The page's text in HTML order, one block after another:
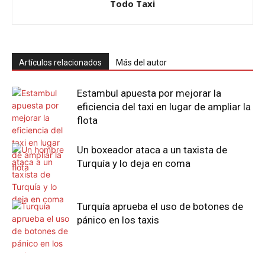
Todo Taxi
Artículos relacionados Más del autor
Estambul apuesta por mejorar la
eficiencia del taxi en lugar de ampliar la
flota
Un boxeador ataca a un taxista de
Turquía y lo deja en coma
Turquía aprueba el uso de botones de
pánico en los taxis